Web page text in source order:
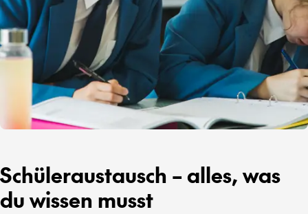
Schüleraustausch – alles, was
du wissen musst